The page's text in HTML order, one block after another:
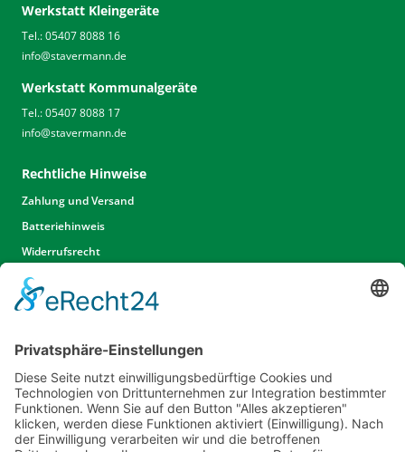
Werkstatt Kleingeräte
Tel.: 05407 8088 16
info@stavermann.de
Werkstatt Kommunalgeräte
Tel.: 05407 8088 17
info@stavermann.de
Rechtliche Hinweise
Zahlung und Versand
Batteriehinweis
Widerrufsrecht
Widerrufsrecht Dienstleistungen
AGB
Unsere Website
Unser Angebot
Service
Standorte
Karriere